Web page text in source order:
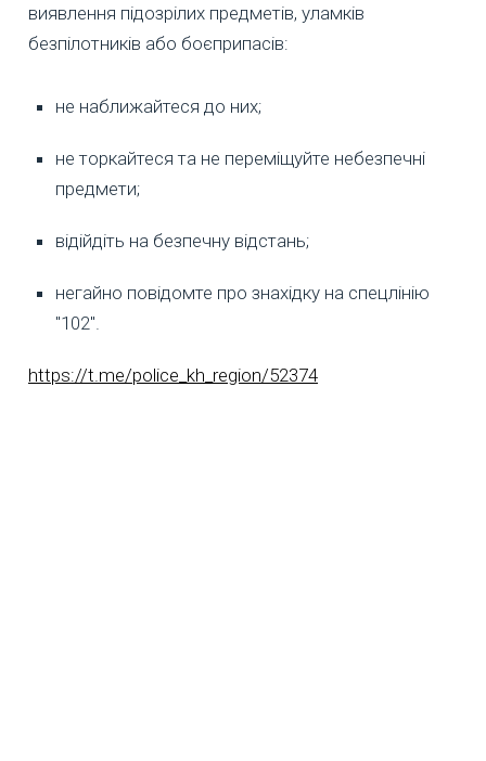
виявлення підозрілих предметів, уламків
безпілотників або боєприпасів:
не наближайтеся до них;
не торкайтеся та не переміщуйте небезпечні
предмети;
відійдіть на безпечну відстань;
негайно повідомте про знахідку на спецлінію
"102".
https://t.me/police_kh_region/52374